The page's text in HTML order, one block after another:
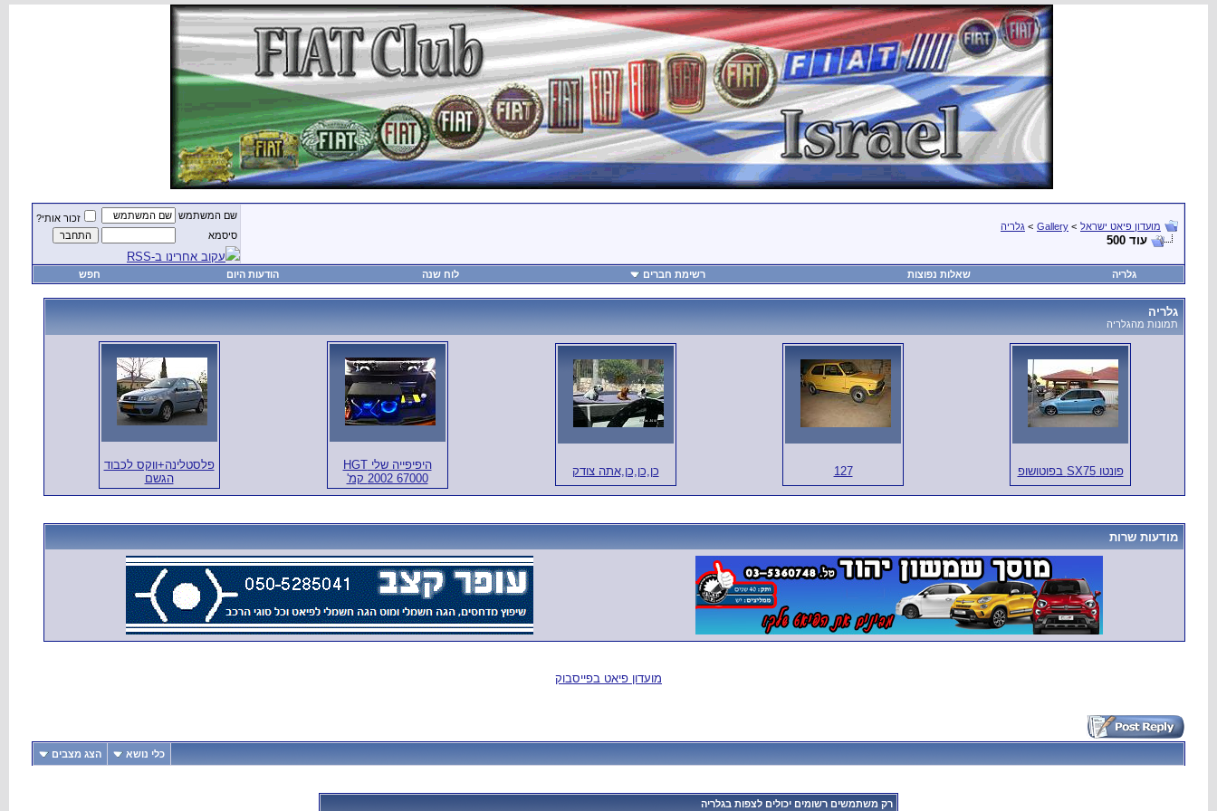
מועדון פיאט ישראל >
Gallery
> גלריה
עוד 500
שם המשתמש
זכור אותי?
סיסמא
עקוב אחרינו ב-RSS
גלריה שאלות נפוצות רשימת חברים לוח שנה הודעות היום חפש
גלריה
תמונות מהגלריה
פונטו SX75 בפוטושופ 127 כן,כן,כן,אתה צודק
היפיפייה שלי HGT
2002 67000 קמ'
פלסטלינה+ווקס לכבוד
הגשם
מודעות שרות
מועדון פיאט בפייסבוק
כלי נושא הצג מצבים
רק משתמשים רשומים יכולים לצפות בגלריה